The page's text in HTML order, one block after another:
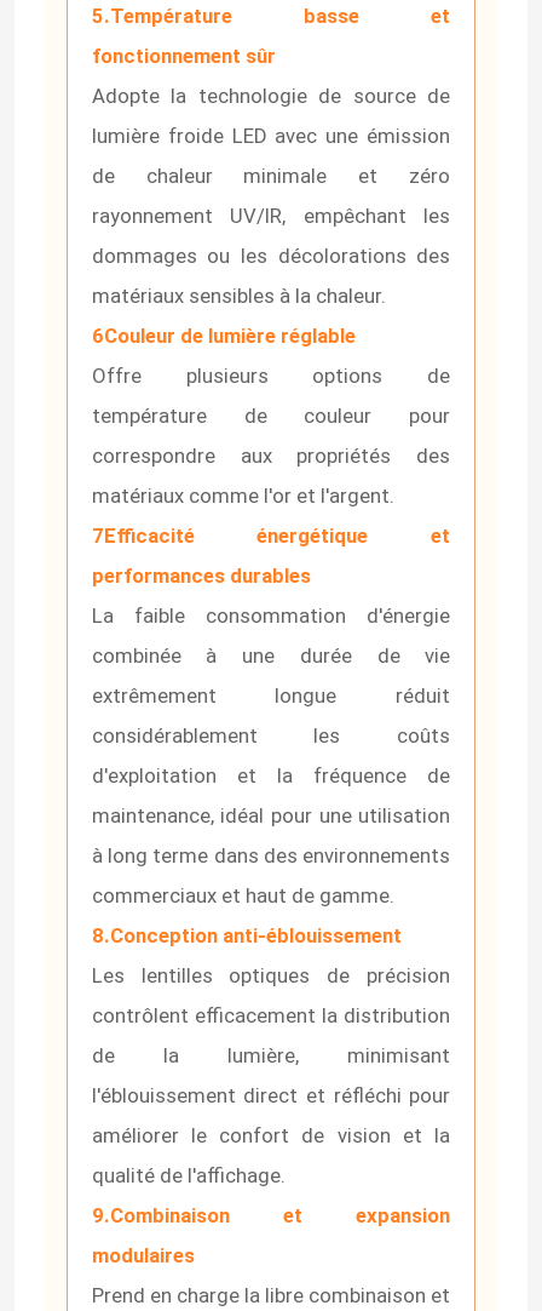
A propos de nous
Visite d'usine
Contrôle de la qualité
Contact
nouvelles
Demande de soumission
Lumière de bande au néon de LED
lumière de bande flexible au néon
Lumière de bande au néon de silicone
Sous la lumière de bande du Cabinet LED
Lumière de bijoux de LED
Lumière de joint de mur de LED
Sous l'éclairage de l'étagère LED
Rail de lumière de voie de LED
5.Température basse et
fonctionnement sûr
Adopte la technologie de source de
lumière froide LED avec une émission
de chaleur minimale et zéro
rayonnement UV/IR, empêchant les
dommages ou les décolorations des
matériaux sensibles à la chaleur.
6Couleur de lumière réglable
Offre plusieurs options de
température de couleur pour
correspondre aux propriétés des
matériaux comme l'or et l'argent.
7Efficacité énergétique et
performances durables
La faible consommation d'énergie
combinée à une durée de vie
extrêmement longue réduit
considérablement les coûts
d'exploitation et la fréquence de
maintenance, idéal pour une utilisation
à long terme dans des environnements
commerciaux et haut de gamme.
8.Conception anti-éblouissement
Les lentilles optiques de précision
contrôlent efficacement la distribution
de la lumière, minimisant
l'éblouissement direct et réfléchi pour
améliorer le confort de vision et la
qualité de l'affichage.
9.Combinaison et expansion
modulaires
Prend en charge la libre combinaison et